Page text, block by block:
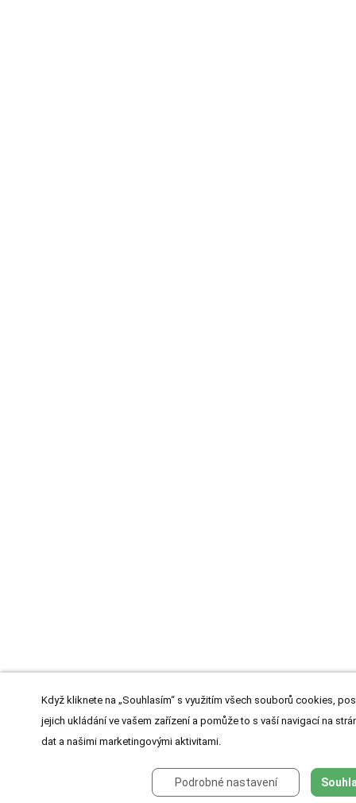
Když kliknete na „Souhlasím“ s využitím všech souborů cookies,
jejich ukládání ve vašem zařízení a pomůže to s vaší navigací na
dat a našimi marketingovými aktivitami.
Podrobné nastavení